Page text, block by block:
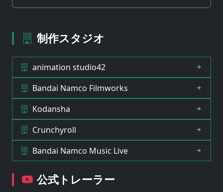
制作スタジオ
animation studio42
Bandai Namco Filmworks
Kodansha
Crunchyroll
Bandai Namco Music Live
公式トレーラー